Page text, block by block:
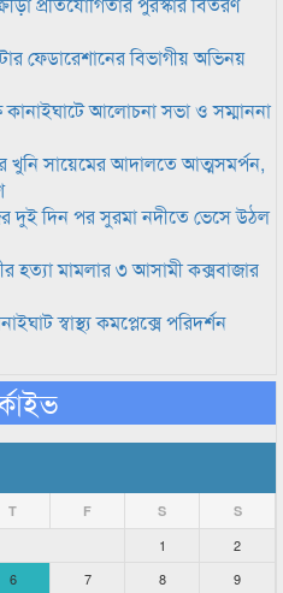
ফেডারেশানের বিভাগীয় অভিনয়
কানাইঘাটে আলোচনা সভা ও সম্মাননা
খুনি সায়েমের আদালতে আত্মসমর্পন,
দুই দিন পর সুরমা নদীতে ভেসে উঠল
হত্যা মামলার ৩ আসামী কক্সবাজার
স্বাস্থ্য কমপ্লেক্সে পরিদর্শন
T F S S
1
2
6 7 8 9